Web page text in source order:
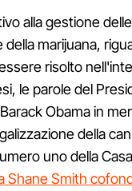
alla gestione
della marijuana,
risolto
le parole del
Obama in
della
uno della
Shane Smith